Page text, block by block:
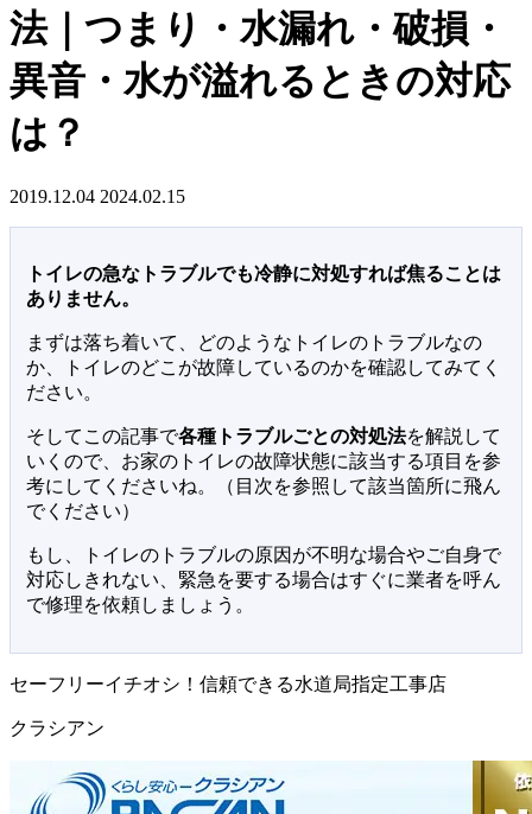
法｜つまり・水漏れ・破損・
異音・水が溢れるときの対応
は？
2019.12.04 2024.02.15
トイレの急なトラブルでも冷静に対処すれば焦ることは
ありません。
まずは落ち着いて、どのようなトイレのトラブルなの
か、トイレのどこが故障しているのかを確認してみてく
ださい。
そしてこの記事で各種トラブルごとの対処法を解説して
いくので、お家のトイレの故障状態に該当する項目を参
考にしてくださいね。（目次を参照して該当箇所に飛ん
でください）
もし、トイレのトラブルの原因が不明な場合やご自身で
対応しきれない、緊急を要する場合はすぐに業者を呼ん
で修理を依頼しましょう。
セーフリーイチオシ！信頼できる水道局指定工事店
クラシアン